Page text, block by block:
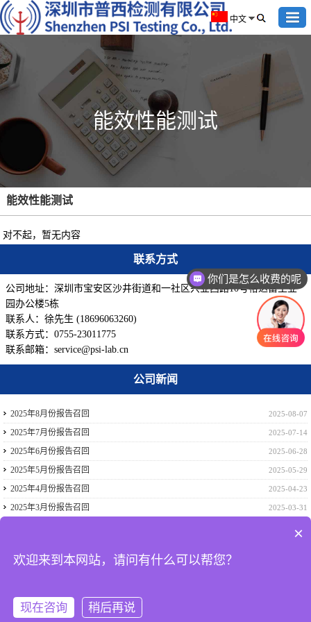
中文
能效性能测试
能效性能测试
对不起，暂无内容
联系方式
公司地址：深圳市宝安区沙井街道和一社区兴业西路10号裕达富工业
园办公楼5栋
联系人：徐先生 (18696063260)
联系方式：0755-23011775
联系邮箱：service@psi-lab.cn
公司新闻
2025-08-07
2025年8月份报告召回
2025-07-14
2025年7月份报告召回
2025-06-28
2025年6月份报告召回
2025-05-29
2025年5月份报告召回
2025-04-23
2025年4月份报告召回
2025-03-31
2025年3月份报告召回
2024年11月份报告召回
你们是怎么收费的呢
×
欢迎来到本网站，请问有什么可以帮您？
现在咨询 稍后再说